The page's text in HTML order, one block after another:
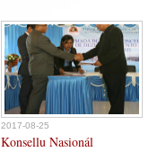
2017-08-25
Konsellu Nasionál